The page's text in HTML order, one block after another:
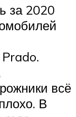
за 2020
всё
В